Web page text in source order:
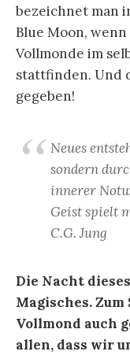
bezeichnet man
Blue Moon,
Vollmonde im
stattfinden. Und
gegeben!
Neues
sondern
innerer
Geist spielt
C.G. Jung
Die Nacht
Magisches.
Vollmond auch
allen, dass wir